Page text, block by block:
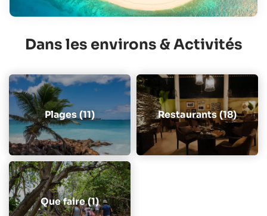
Dans les environs & Activités
Plages (11) Restaurants (18)
Que faire (1)